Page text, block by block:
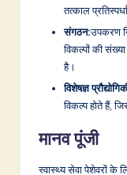
तत्काल
संगठन:उपकरण
विकल्पों की
है।
विशेषज्ञ
विकल्प होते हैं,
मानव पूंजी
स्वास्थ्य सेवा पेशेवरों के